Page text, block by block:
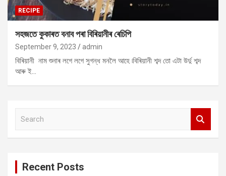
RECIPE
সহজতে কুকাৰত বনাব পৰা বিৰিয়ানীৰ ৰেচিপি
September 9, 2023 admin
বিৰিয়ানী নাম শুনাৰ লগে লগে সুগন্ধ মনলৈ আহে ৷বিৰিয়ানী শব্দ তো এটা উৰ্দু শব্দ
আৰু ই…
Recent Posts